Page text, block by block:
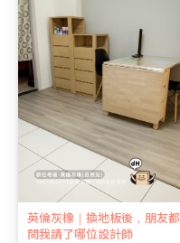
英倫灰橡｜換地板後，朋友都
問我請了哪位設計師